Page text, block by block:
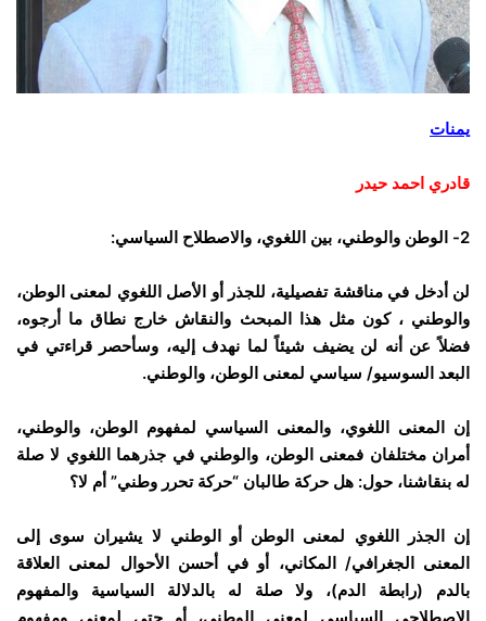
يمنات
قادري احمد حيدر
2- الوطن والوطني، بين اللغوي، والاصطلاح السياسي:
لن أدخل في مناقشة تفصيلية، للجذر أو الأصل اللغوي لمعنى الوطن،
والوطني ، كون مثل هذا المبحث والنقاش خارج نطاق ما أرجوه،
فضلاً عن أنه لن يضيف شيئاً لما نهدف إليه، وسأحصر قراءتي في
البعد السوسيو/ سياسي لمعنى الوطن، والوطني.
إن المعنى اللغوي، والمعنى السياسي لمفهوم الوطن، والوطني،
أمران مختلفان فمعنى الوطن، والوطني في جذرهما اللغوي لا صلة
له بنقاشنا، حول: هل حركة طالبان “حركة تحرر وطني” أم لا؟
إن الجذر اللغوي لمعنى الوطن أو الوطني لا يشيران سوى إلى
المعنى الجغرافي/ المكاني، أو في أحسن الأحوال لمعنى العلاقة
بالدم (رابطة الدم)، ولا صلة له بالدلالة السياسية والمفهوم
الاصطلاحي السياسي لمعنى الوطني، أو حتى لمعنى ومفهوم